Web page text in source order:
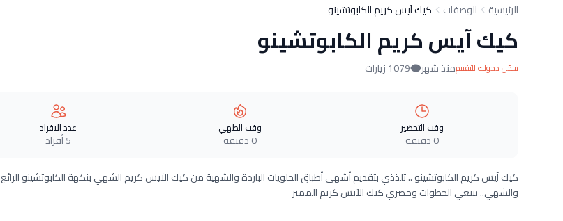
الرئيسية الوصفات كيك آيس كريم الكابوتشينو
كيك آيس كريم الكابوتشينو
سجّل دخولك للتقييممنذ شهر 1079 زيارات
وقت التحضير
0 دقيقة
وقت الطهي
0 دقيقة
عدد الافراد
5 أفراد
كيك آيس كريم الكابوتشينو .. تلذذي بتقديم أشهى أطباق الحلويات الباردة والشهية من كيك الآيس كريم الشهي بنكهة الكابوتشينو الرائع
والشهي.. تتبعي الخطوات وحضري كيك الآيس كريم المميز